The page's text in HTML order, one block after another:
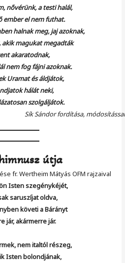
nővérünk, a testi halál,
ember el nem futhat.
halnak meg, jaj azoknak,
magukat megadták
akaratodnak,
nem fog fájni azoknak.
Uramat és áldjátok,
hálát neki,
szolgáljátok.
Sík Sándor fordítása, módosítással
útja
fr. Wertheim Mátyás OFM rajzaival
Isten szegénykéjét,
saruszíjat oldva,
követi a Bárányt
jár, akármerre jár.
nem italtól részeg,
Isten bolondjának,